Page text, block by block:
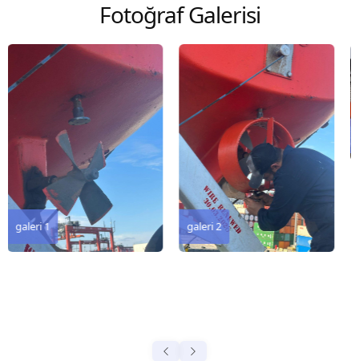
remarks 127 Korea
remarks 67 Gulf of...
Fotoğraf Galerisi
galeri 2
galeri 3